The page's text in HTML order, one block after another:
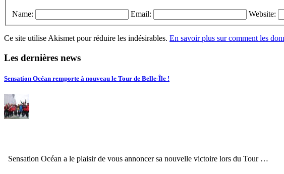
Name: Email: Website:
Ce site utilise Akismet pour réduire les indésirables. En savoir plus sur comment les
Les dernières news
Sensation Océan remporte à nouveau le Tour de Belle-Île !
Sensation Océan a le plaisir de vous annoncer sa nouvelle victoire lors du Tour …